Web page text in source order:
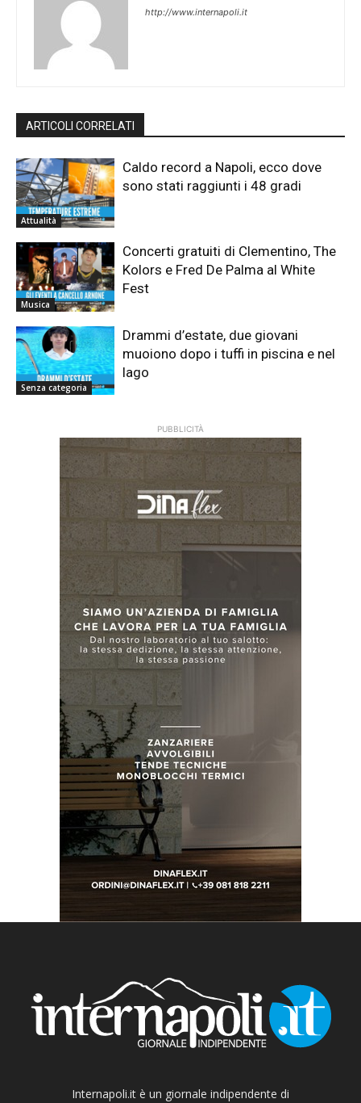
http://www.internapoli.it
ARTICOLI CORRELATI
Attualità
Caldo record a Napoli, ecco dove
sono stati raggiunti i 48 gradi
Musica
Concerti gratuiti di Clementino, The
Kolors e Fred De Palma al White
Fest
Senza categoria
Drammi d’estate, due giovani
muoiono dopo i tuffi in piscina e nel
lago
PUBBLICITÀ
Internapoli.it è un giornale indipendente di